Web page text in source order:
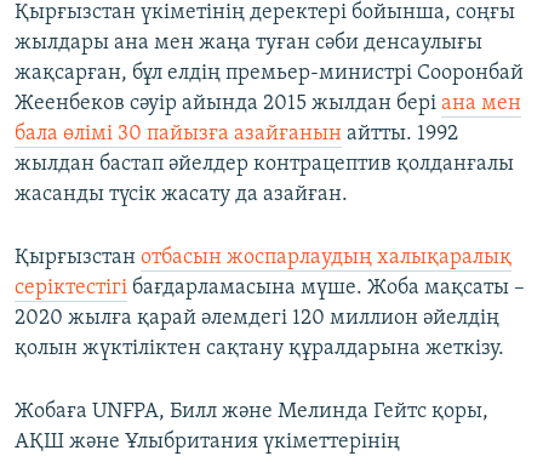
Қырғызстан үкіметінің деректері бойынша, соңғы
жылдары ана мен жаңа туған сәби денсаулығы
жақсарған, бұл елдің премьер-министрі Сооронбай
Жеенбеков сәуір айында 2015 жылдан бері ана мен
бала өлімі 30 пайызға азайғанын айтты. 1992
жылдан бастап әйелдер контрацептив қолданғалы
жасанды түсік жасату да азайған.
Қырғызстан отбасын жоспарлаудың халықаралық
серіктестігі бағдарламасына мүше. Жоба мақсаты –
2020 жылға қарай әлемдегі 120 миллион әйелдің
қолын жүктіліктен сақтану құралдарына жеткізу.
Жобаға UNFPA, Билл және Мелинда Гейтс қоры,
АҚШ және Ұлыбритания үкіметтерінің